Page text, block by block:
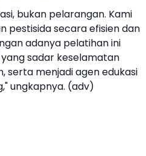
bukan pelarangan. Kami
pestisida secara efisien dan
adanya pelatihan ini
sadar keselamatan
serta menjadi agen edukasi
ungkapnya. (adv)